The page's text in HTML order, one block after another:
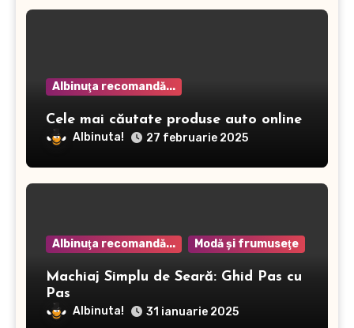
Albinuţa recomandă...
Cele mai căutate produse auto online
Albinuta! 27 februarie 2025
Albinuţa recomandă... Modă şi frumuseţe
Machiaj Simplu de Seară: Ghid Pas cu
Pas
Albinuta! 31 ianuarie 2025